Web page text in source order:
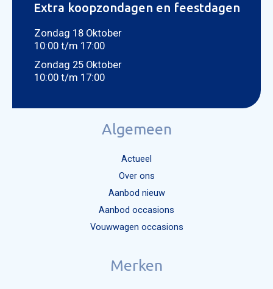
Extra koopzondagen en feestdagen
Zondag 18 Oktober
10:00 t/m 17:00
Zondag 25 Oktober
10:00 t/m 17:00
Algemeen
Actueel
Over ons
Aanbod nieuw
Aanbod occasions
Vouwwagen occasions
Merken